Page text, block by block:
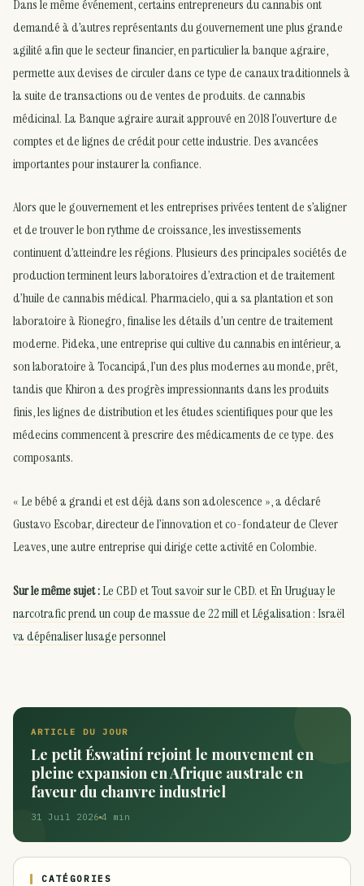
Dans le même événement, certains entrepreneurs du cannabis ont
demandé à d’autres représentants du gouvernement une plus grande
agilité afin que le secteur financier, en particulier la banque agraire,
permette aux devises de circuler dans ce type de canaux traditionnels à
la suite de transactions ou de ventes de produits. de cannabis
médicinal. La Banque agraire aurait approuvé en 2018 l’ouverture de
comptes et de lignes de crédit pour cette industrie. Des avancées
importantes pour instaurer la confiance.
Alors que le gouvernement et les entreprises privées tentent de s’aligner
et de trouver le bon rythme de croissance, les investissements
continuent d’atteindre les régions. Plusieurs des principales sociétés de
production terminent leurs laboratoires d’extraction et de traitement
d’huile de cannabis médical. Pharmacielo, qui a sa plantation et son
laboratoire à Rionegro, finalise les détails d’un centre de traitement
moderne. Pideka, une entreprise qui cultive du cannabis en intérieur, a
son laboratoire à Tocancipá, l’un des plus modernes au monde, prêt,
tandis que Khiron a des progrès impressionnants dans les produits
finis, les lignes de distribution et les études scientifiques pour que les
médecins commencent à prescrire des médicaments de ce type. des
composants.
« Le bébé a grandi et est déjà dans son adolescence », a déclaré
Gustavo Escobar, directeur de l’innovation et co-fondateur de Clever
Leaves, une autre entreprise qui dirige cette activité en Colombie.
Sur le même sujet :Le CBDetTout savoir sur le CBD. etEn Uruguay le
narcotrafic prend un coup de massue de 22 milletLégalisation : Israël
va dépénaliser lusage personnel
ARTICLE DU JOUR
Le petit Éswatiní rejoint le mouvement en
pleine expansion en Afrique australe en
faveur du chanvre industriel
31 Juil 2026 4 min
CATÉGORIES